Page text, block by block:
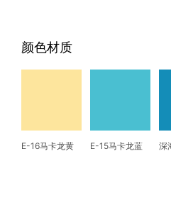
颜色材质
E-16马卡龙黄 E-15马卡龙蓝 深